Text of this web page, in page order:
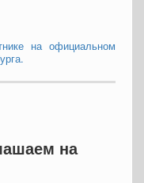
на официальном
на